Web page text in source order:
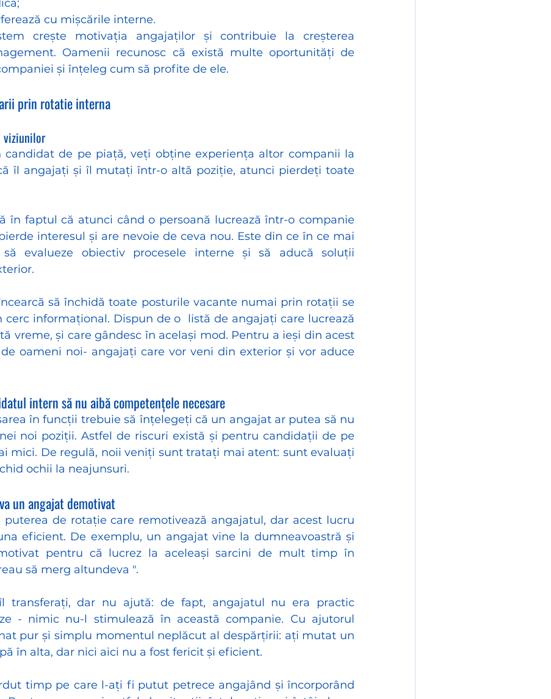
cu mișcările interne.
crește motivația angajaților și contribuie la creșterea
Oamenii recunosc că există multe oportunități de
și înțeleg cum să profite de ele.
prin rotatie interna
viziunilor
candidat de pe piață, veți obține experiența altor companii la
îl angajați și îl mutați într-o altă poziție, atunci pierdeți toate
în faptul că atunci când o persoană lucrează într-o companie
interesul și are nevoie de ceva nou. Este din ce în ce mai
evalueze obiectiv procesele interne și să aducă soluții
să închidă toate posturile vacante numai prin rotații se
cerc informațional. Dispun de o  listă de angajați care lucrează
vreme, și care gândesc în același mod. Pentru a ieși din acest
oameni noi- angajați care vor veni din exterior și vor aduce
intern să nu aibă competențele necesare
în funcții trebuie să înțelegeți că un angajat ar putea să nu
noi poziții. Astfel de riscuri există și pentru candidații de pe
mici. De regulă, noii veniți sunt tratați mai atent: sunt evaluați
ochii la neajunsuri.
un angajat demotivat
de rotație care remotivează angajatul, dar acest lucru
eficient. De exemplu, un angajat vine la dumneavoastră și
pentru că lucrez la aceleași sarcini de mult timp în
să merg altundeva ".
îl transferați, dar nu ajută: de fapt, angajatul nu era practic
- nimic nu-l stimulează în această companie. Cu ajutorul
pur și simplu momentul neplăcut al despărțirii: ați mutat un
în alta, dar nici aici nu a fost fericit și eficient.
timp pe care l-ați fi putut petrece angajând și încorporând